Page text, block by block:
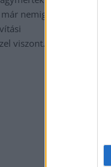
nemigen lehet
viszont...